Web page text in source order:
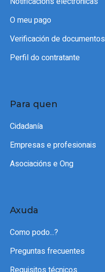
O meu pago
Verificación de documentos
Perfil do contratante
Para quen
Cidadanía
Empresas e profesionais
Asociacións e Ong
Axuda
Como podo...?
Preguntas frecuentes